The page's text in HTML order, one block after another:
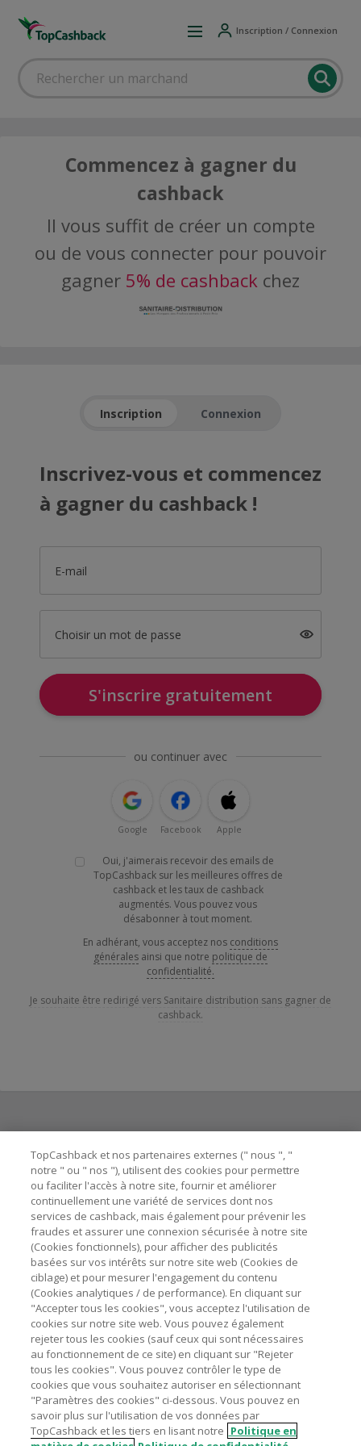
Inscription / Connexion
Commencez à gagner du
cashback
Il vous suffit de créer un compte
ou de vous connecter pour pouvoir
gagner 5% de cashback chez
Inscription Connexion
Inscrivez-vous et commencez
à gagner du cashback !
E-mail
Choisir un mot de passe
S'inscrire gratuitement
ou continuer avec
Google Facebook Apple
Oui, j'aimerais recevoir des emails de
TopCashback sur les meilleures offres de
cashback et les taux de cashback
augmentés. Vous pouvez vous
désabonner à tout moment.
En adhérant, vous acceptez nos conditions
générales ainsi que notre politique de
confidentialité.
Je souhaite être redirigé vers Sanitaire distribution sans gagner de
cashback.
Besoin d'aide ?
Astuces pour économiser
A propos de
Contactez-nous
Mentions légales
Nos sites UK US CN JP DE AU
TopCashback et nos partenaires externes (" nous ", "
notre " ou " nos "), utilisent des cookies pour permettre
ou faciliter l'accès à notre site, fournir et améliorer
continuellement une variété de services dont nos
services de cashback, mais également pour prévenir les
fraudes et assurer une connexion sécurisée à notre site
(Cookies fonctionnels), pour afficher des publicités
basées sur vos intérêts sur notre site web (Cookies de
ciblage) et pour mesurer l'engagement du contenu
(Cookies analytiques / de performance). En cliquant sur
"Accepter tous les cookies", vous acceptez l'utilisation de
cookies sur notre site web. Vous pouvez également
rejeter tous les cookies (sauf ceux qui sont nécessaires
au fonctionnement de ce site) en cliquant sur "Rejeter
tous les cookies". Vous pouvez contrôler le type de
cookies que vous souhaitez autoriser en sélectionnant
"Paramètres des cookies" ci-dessous. Vous pouvez en
savoir plus sur l'utilisation de vos données par
TopCashback et les tiers en lisant notre Politique en